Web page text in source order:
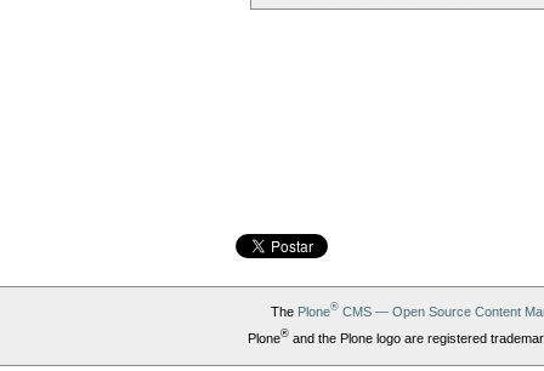
The Plone®CMS — Open Source Content
Plone®and the Plone logo are registered